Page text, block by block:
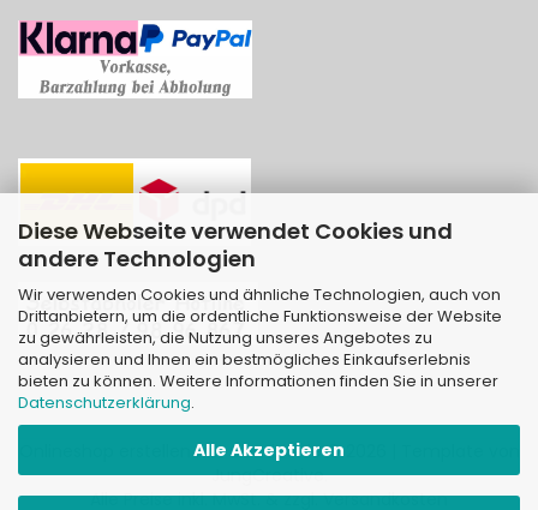
Diese Webseite verwendet Cookies und
andere Technologien
Wir verwenden Cookies und ähnliche Technologien, auch von
Drittanbietern, um die ordentliche Funktionsweise der Website
zu gewährleisten, die Nutzung unseres Angebotes zu
analysieren und Ihnen ein bestmögliches Einkaufserlebnis
bieten zu können. Weitere Informationen finden Sie in unserer
Datenschutzerklärung.
Alle Akzeptieren
mit Gambio.de © 2026 | Template von
JungCreative.
Alle Preise inkl. MwSt. & zzgl. Versandkosten